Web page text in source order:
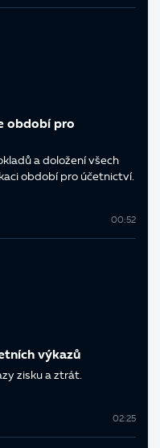
období pro
a doložení všech
období pro účetnictví.
00:52
výkazů
zisku a ztrát.
02:25